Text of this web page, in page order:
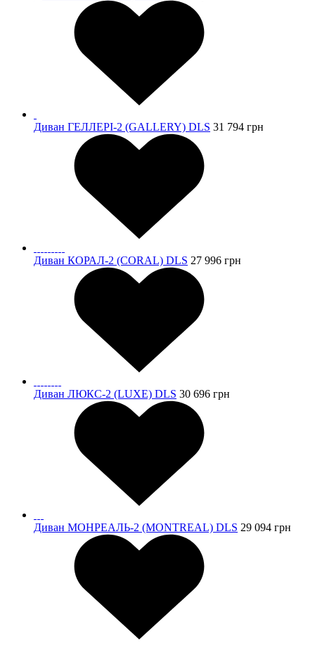
Диван ГЕЛЛЕРІ-2 (GALLERY) DLS 31 794 грн
Диван КОРАЛ-2 (CORAL) DLS 27 996 грн
Диван ЛЮКС-2 (LUXE) DLS 30 696 грн
Диван МОНРЕАЛЬ-2 (MONTREAL) DLS 29 094 грн